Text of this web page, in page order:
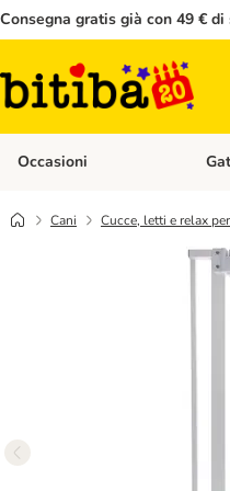
Consegna gratis già con 49 € di
Occasioni Apri
Cani Cucce, letti e relax